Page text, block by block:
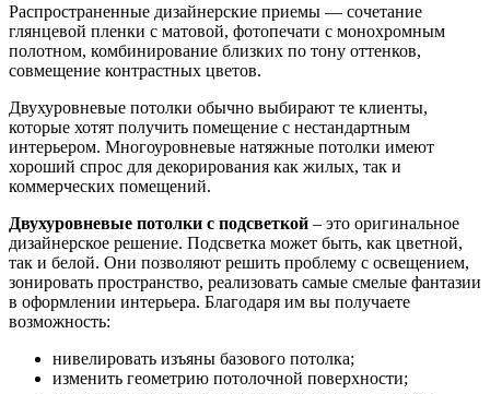
Распространенные дизайнерские приемы — сочетание
глянцевой пленки с матовой, фотопечати с монохромным
полотном, комбинирование близких по тону оттенков,
совмещение контрастных цветов.
Двухуровневые потолки обычно выбирают те клиенты,
которые хотят получить помещение с нестандартным
интерьером. Многоуровневые натяжные потолки имеют
хороший спрос для декорирования как жилых, так и
коммерческих помещений.
Двухуровневые потолки с подсветкой – это оригинальное
дизайнерское решение. Подсветка может быть, как цветной,
так и белой. Они позволяют решить проблему с освещением,
зонировать пространство, реализовать самые смелые фантазии
в оформлении интерьера. Благодаря им вы получаете
возможность:
нивелировать изъяны базового потолка;
изменить геометрию потолочной поверхности;